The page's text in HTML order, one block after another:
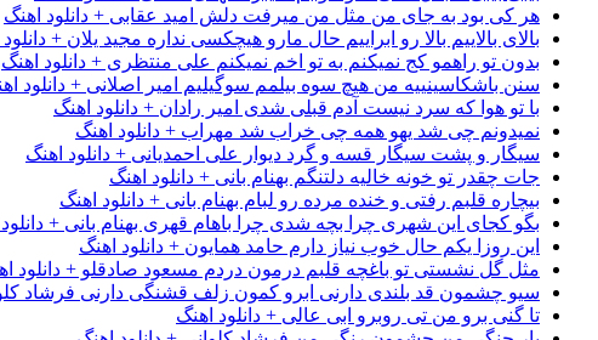
هر کی بود به جای من مثل من میرفت دلش امید عقابی + دانلود اهنگ
بالای بالاییم بالا رو ابراییم حال مارو هیچکسی نداره مجید یلان +
بدون تو راهمو کج نمیکنم به تو اخم نمیکنم علی منتظری + دانلود اهنگ
سنن باشکاسینییه من هیچ سوه بیلمم سوگیلیم امیر اصلانی + دانلود
با تو هوا که سرد نیست آدم قبلی شدی امیر رادان + دانلود اهنگ
نمیدونم چی شد یهو همه چی خراب شد مهراب + دانلود اهنگ
سیگار و پشت سیگار قسه و گرد دیوار علی احمدیانی + دانلود اهنگ
جات چقدر تو خونه خالیه دلتنگم بهنام بانی + دانلود اهنگ
بیچاره قلبم رفتی و خنده مرده رو لبام بهنام بانی + دانلود اهنگ
بگو کجای این شهری چرا بچه شدی چرا باهام قهری بهنام بانی +
این روزا یکم حال خوب نیاز دارم حامد همایون + دانلود اهنگ
مثل گل نشستی تو باغچه قلبم درمون دردم مسعود صادقلو + دانلود
سیو چشمون قد بلندی دارنی ابرو کمون زلف قشنگی دارنی فرشاد
تا گنی برو من تی روبرو ابی عالی + دانلود اهنگ